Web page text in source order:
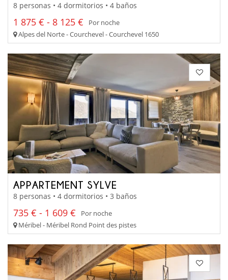
8 personas • 4 dormitorios • 4 baños
1 875 € - 8 125 €
Por noche
Alpes del Norte - Courchevel - Courchevel 1650
APPARTEMENT SYLVE
8 personas • 4 dormitorios • 3 baños
735 € - 1 609 €
Por noche
Méribel - Méribel Rond Point des pistes